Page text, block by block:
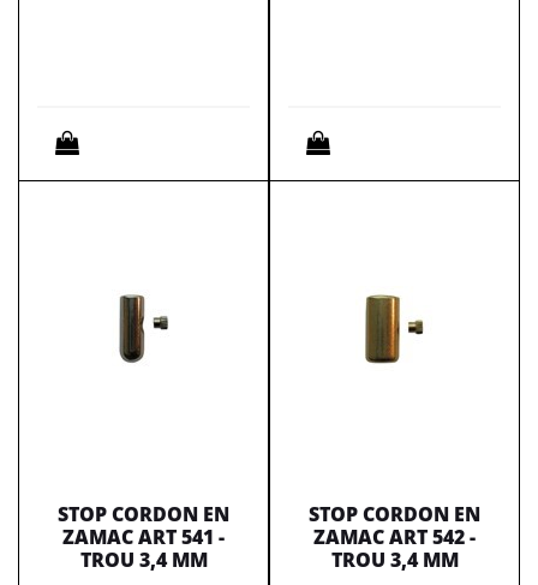
Quantità Quantità
STOP CORDON EN
ZAMAC ART 541 -
TROU 3,4 MM
STOP CORDON EN
ZAMAC ART 542 -
TROU 3,4 MM